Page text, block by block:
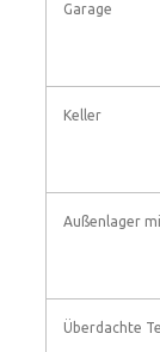
Garage
Keller
Außenlager
Überdachte